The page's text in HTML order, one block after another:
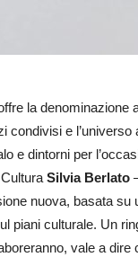
la
condivisi e
e dintorni per
Silvia Berlato
nuova, basata
piani culturale. Un
vale a